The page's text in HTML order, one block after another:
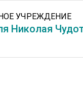
УЧРЕЖДЕНИЕ
Николая